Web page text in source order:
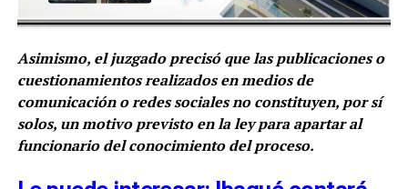
Asimismo, el juzgado precisó que las publicaciones o
cuestionamientos realizados en medios de
comunicación o redes sociales no constituyen, por sí
solos, un motivo previsto en la ley para apartar al
funcionario del conocimiento del proceso.